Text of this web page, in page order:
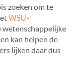
zoeken om te
WSU-
wetenschappelijke
kan helpen de
lijken daar dus